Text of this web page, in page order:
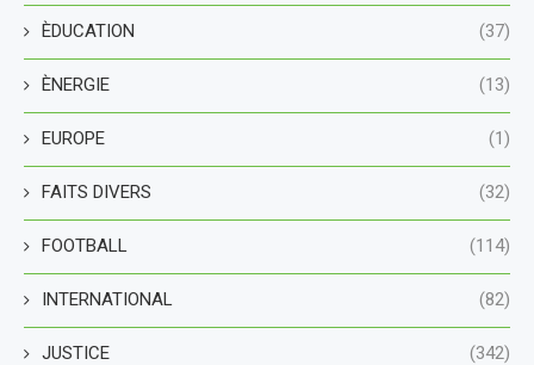
ÈDUCATION (37)
ÈNERGIE (13)
EUROPE (1)
FAITS DIVERS (32)
FOOTBALL (114)
INTERNATIONAL (82)
JUSTICE (342)